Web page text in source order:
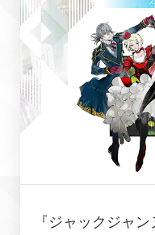
『 ジャックジャン